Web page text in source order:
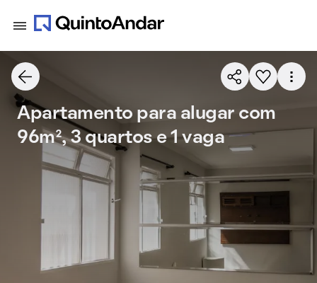
Apartamento para alugar com
96m², 3 quartos e 1 vaga